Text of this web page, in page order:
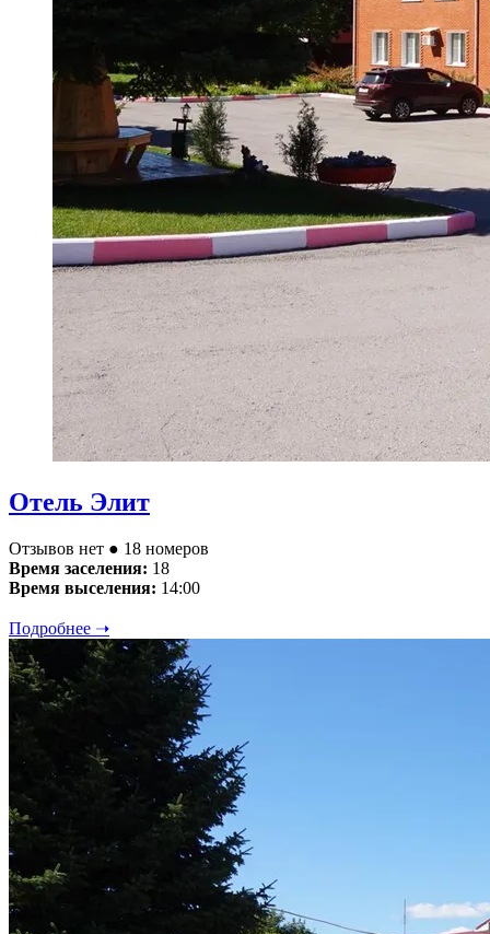
Отель Элит
Отзывов нет ● 18 номеров
Время заселения: 18
Время выселения: 14:00
Подробнее ➝